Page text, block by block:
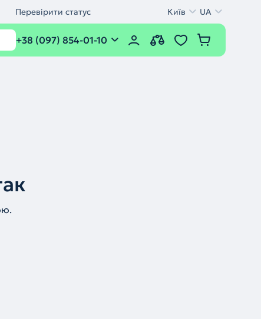
Перевірити статус Київ UA
+38 (097) 854-01-10